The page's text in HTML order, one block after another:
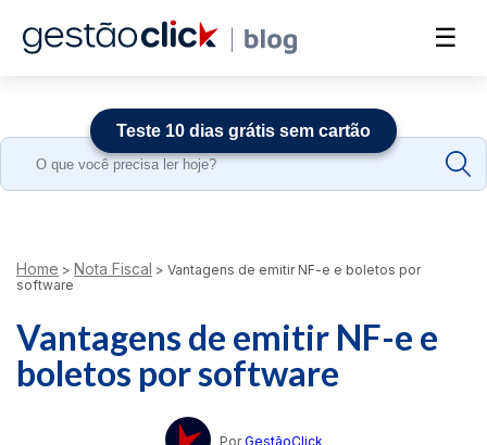
☰
Search
Home > Nota Fiscal > Vantagens de emitir NF-e e boletos por
software
Vantagens de emitir NF-e e
boletos por software
Por GestãoClick
Teste 10 dias grátis sem cartão